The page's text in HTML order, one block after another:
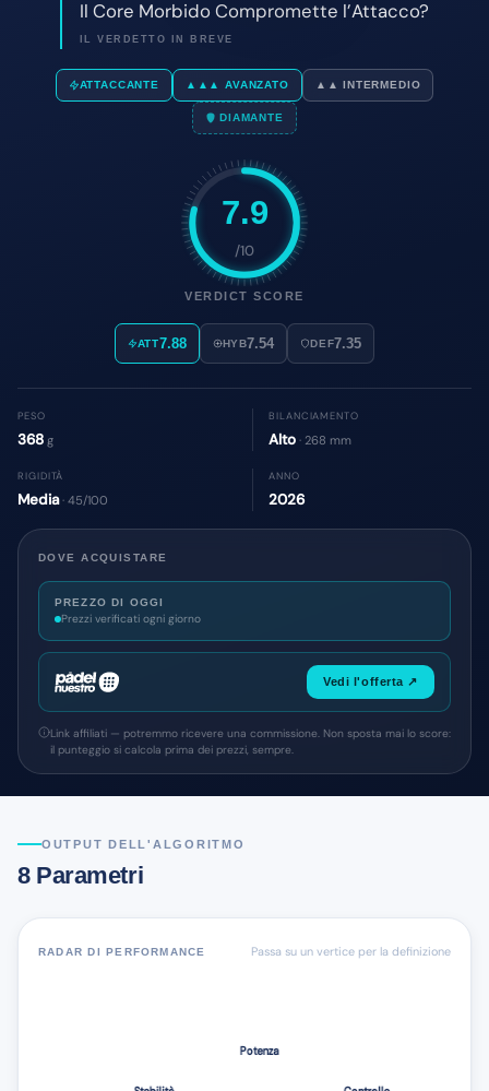
7.9
/10
VERDICT SCORE
ATT7.88 HYB7.54 DEF7.35
PESO
368 g
BILANCIAMENTO
Alto · 268 mm
RIGIDITÀ
Media· 45/100
ANNO
2026
DOVE ACQUISTARE
PREZZO DI OGGI
Prezzi verificati ogni giorno
Vedi l'offerta ↗
Link affiliati — potremmo ricevere una commissione. Non sposta mai lo score:
il punteggio si calcola prima dei prezzi, sempre.
OUTPUT DELL'ALGORITMO
8 Parametri
RADAR DI PERFORMANCE Passa su un vertice per la definizione